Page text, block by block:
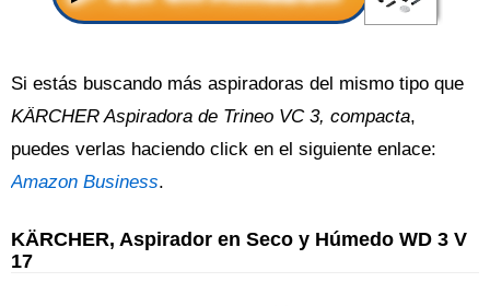
Si estás buscando más aspiradoras del mismo tipo que
KÄRCHER Aspiradora de Trineo VC 3, compacta,
puedes verlas haciendo click en el siguiente enlace:
Amazon Business.
KÄRCHER, Aspirador en Seco y Húmedo WD 3 V
17